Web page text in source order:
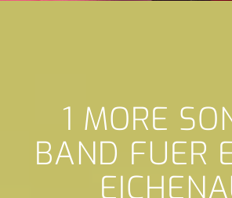
1 MORE
BAND FUER